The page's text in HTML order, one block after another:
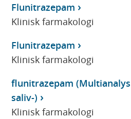
Flunitrazepam
Klinisk farmakologi
Flunitrazepam
Klinisk farmakologi
flunitrazepam
saliv-)
Klinisk farmakologi